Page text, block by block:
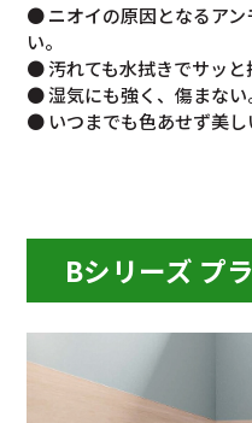
● ニオイの原因となるア
い。
● 汚れても水拭きでサッと
● 湿気にも強く、傷まない
● いつまでも色あせず美し
Bシリーズ プ